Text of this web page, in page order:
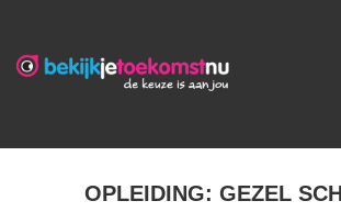
OPLEIDING: GEZEL